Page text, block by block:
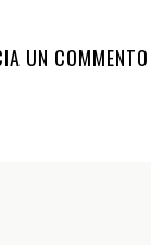
UN COMMENTO